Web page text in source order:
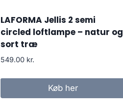
LAFORMA Jellis 2 semi
circled loftlampe – natur og
sort træ
549.00 kr.
Køb her